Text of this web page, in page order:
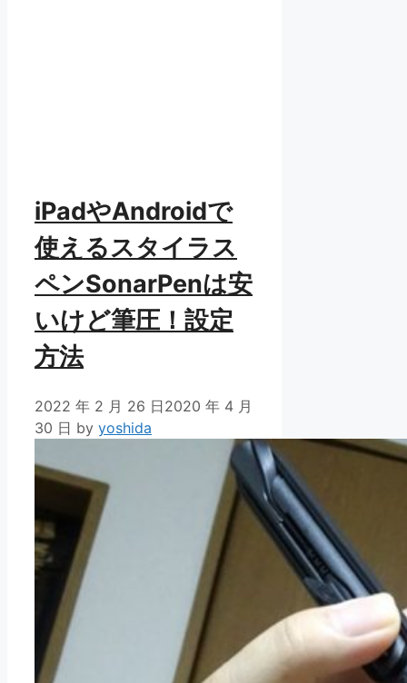
iPadやAndroidで
使えるスタイラス
ペンSonarPenは安
いけど筆圧！設定
方法
2022 年 2 月 26 日2020 年 4 月
30 日 by yoshida